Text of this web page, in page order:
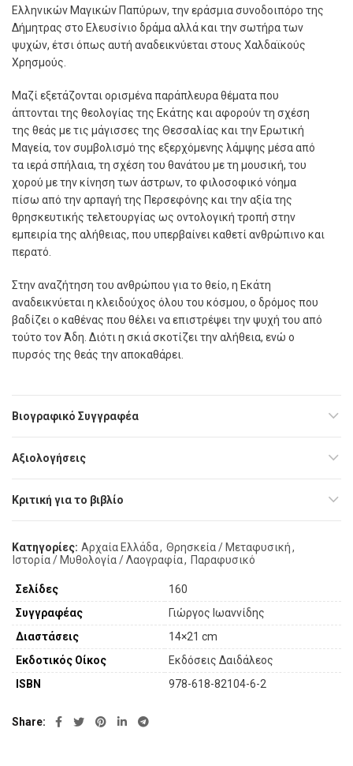
Ελληνικών Μαγικών Παπύρων, την εράσμια συνοδοιπόρο της
Δήμητρας στο Ελευσίνιο δράμα αλλά και την σωτήρα των
ψυχών, έτσι όπως αυτή αναδεικνύεται στους Χαλδαϊκούς
Χρησμούς.
Μαζί εξετάζονται ορισμένα παράπλευρα θέματα που
άπτονται της θεολογίας της Εκάτης και αφορούν τη σχέση
της θεάς με τις μάγισσες της Θεσσαλίας και την Ερωτική
Μαγεία, τον συμβολισμό της εξερχόμενης λάμψης μέσα από
τα ιερά σπήλαια, τη σχέση του θανάτου με τη μουσική, του
χορού με την κίνηση των άστρων, το φιλοσοφικό νόημα
πίσω από την αρπαγή της Περσεφόνης και την αξία της
θρησκευτικής τελετουργίας ως οντολογική τροπή στην
εμπειρία της αλήθειας, που υπερβαίνει καθετί ανθρώπινο και
περατό.
Στην αναζήτηση του ανθρώπου για το θείο, η Εκάτη
αναδεικνύεται η κλειδούχος όλου του κόσμου, ο δρόμος που
βαδίζει ο καθένας που θέλει να επιστρέψει την ψυχή του από
τούτο τον Άδη. Διότι η σκιά σκοτίζει την αλήθεια, ενώ ο
πυρσός της θεάς την αποκαθάρει.
Βιογραφικό Συγγραφέα
Αξιολογήσεις
Κριτική για το βιβλίο
Κατηγορίες: Αρχαία Ελλάδα, Θρησκεία / Μεταφυσική,
Ιστορία / Μυθολογία / Λαογραφία, Παραφυσικό
Σελίδες
160
Συγγραφέας
Γιώργος Ιωαννίδης
Διαστάσεις
14×21 cm
Εκδοτικός Οίκος
Εκδόσεις Δαιδάλεος
ISBN
978-618-82104-6-2
Share